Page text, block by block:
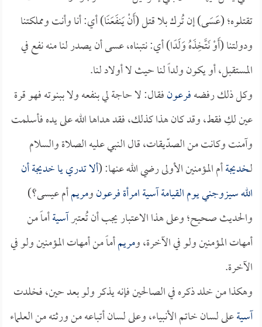
تقتلوه؛ (عَسَى) إن تُرك بلا قتل (أَنْ يَنفَعَنَا) أي: أنا وأنت ومملكتنا
ودولتنا (أَوْ نَتَّخِذَهُ وَلَدًا) أي: نتبناه، عسى أن يصدر لنا منه نفع في
المستقبل، أو يكون ولداً لنا حيث لا أولاد لنا.
وكل ذلك رفضهفرعونفقال: لا حاجة لي بنفعه ولا ببنوته فهو قرة
عين لكِ فقط، وقد كان هذا كذلك، فقد هداها الله على يده فأسلمت
وآمنت وكانت من الصدّيقات، قال النبي عليه الصلاة والسلام
لـخديجةأم المؤمنين الأولى رضي الله عنها: (ألا تدري ياخديجةأن
الله سيزوجني يوم القيامةآسيةامرأةفرعونومريمأم عيسى؟)
والحديث صحيح؛ وعلى هذا الاعتبار يجب أن تُعتبرآسيةأماً من
أمهات المؤمنين ولو في الآخرة، ومريمأماً من أمهات المؤمنين ولو في
الآخرة.
وهكذا من خلد ذكره في الصالحين فإنه يذكر ولو بعد حين، فخلدت
آسيةعلى لسان خاتم الأنبياء، وعلى لسان أتباعه من ورثته من العلماء